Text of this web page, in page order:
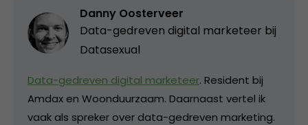
Danny Oosterveer
Data-gedreven digital marketeer bij
Datasexual
Data-gedreven digital marketeer. Resident bij
Amdax en Woonduurzaam. Daarnaast vertel ik
vaak als spreker over data-gedreven marketing.